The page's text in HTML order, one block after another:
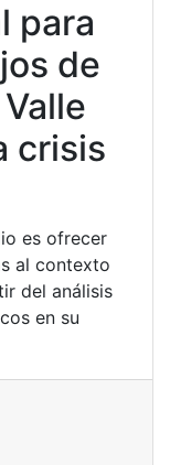
para
de
crisis
es ofrecer
al contexto
del análisis
en su